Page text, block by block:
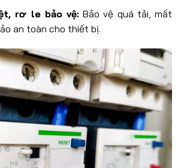
rơ le bảo vệ: Bảo vệ quá tải, mất
an toàn cho thiết bị.